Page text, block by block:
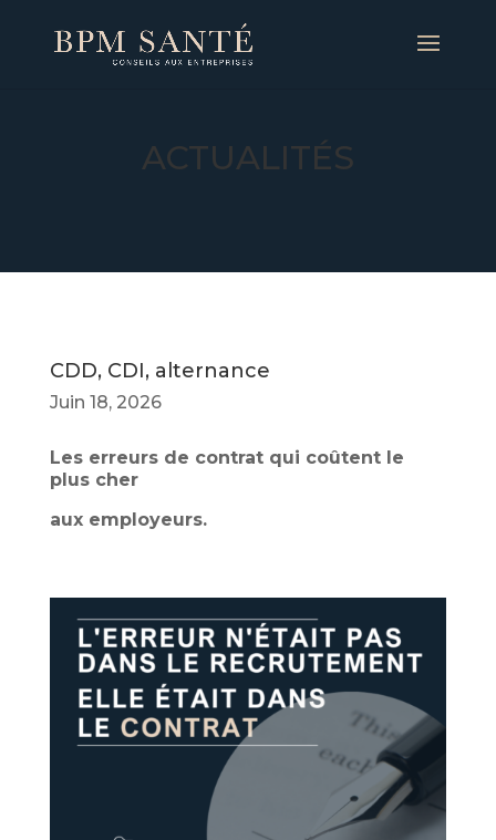
ACTUALITÉS
CDD, CDI, alternance
Juin 18, 2026
Les erreurs de contrat qui coûtent le
plus cher
aux employeurs.